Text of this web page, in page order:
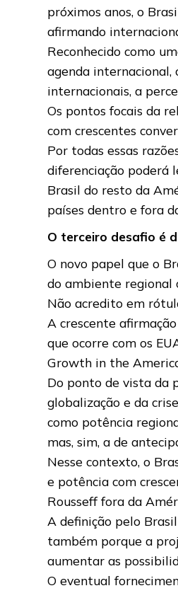
próximos anos, o
afirmando
Reconhecido como
agenda internacional,
internacionais, a
Os pontos focais da
com crescentes
Por todas essas
diferenciação poderá
Brasil do resto da
países dentro e fora
O terceiro desafio é
O novo papel que o
do ambiente regional
Não acredito em
A crescente
que ocorre com os
Growth in the
Do ponto de vista da
globalização e da
como potência
mas, sim, a de
Nesse contexto, o
e potência com
Rousseff fora da
A definição pelo
também porque a
aumentar as
O eventual